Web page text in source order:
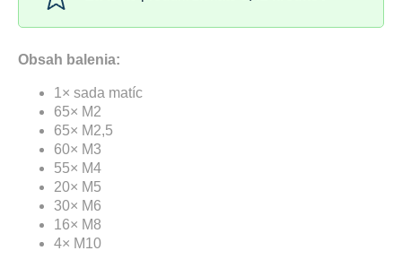
Obsah balenia:
1× sada matíc
65× M2
65× M2,5
60× M3
55× M4
20× M5
30× M6
16× M8
4× M10